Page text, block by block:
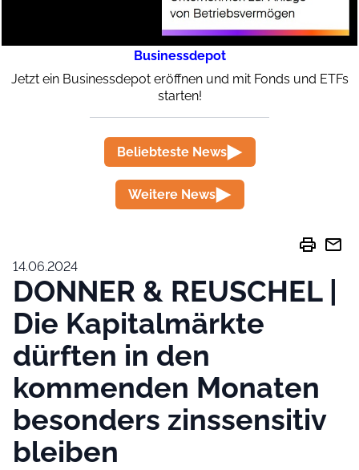
Businessdepot
Jetzt ein Businessdepot eröffnen und mit Fonds und ETFs
starten!
Beliebteste News
Weitere News
print mail
14.06.2024
DONNER & REUSCHEL |
Die Kapitalmärkte
dürften in den
kommenden Monaten
besonders zinssensitiv
bleiben